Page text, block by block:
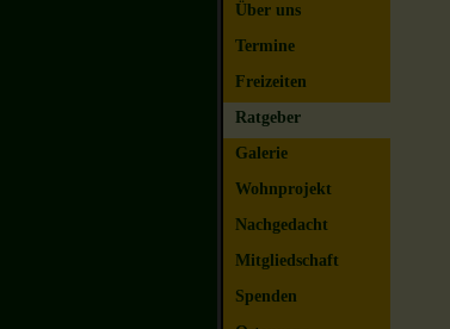
Über uns
Termine
Freizeiten
Ratgeber
Galerie
Wohnprojekt
Nachgedacht
Mitgliedschaft
Spenden